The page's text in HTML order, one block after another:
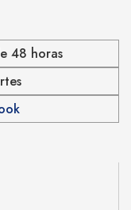
48 horas